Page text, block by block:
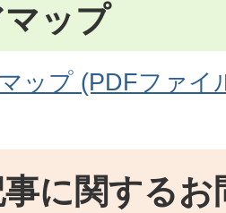
ップ
ップ (PDFファイ
に関するお